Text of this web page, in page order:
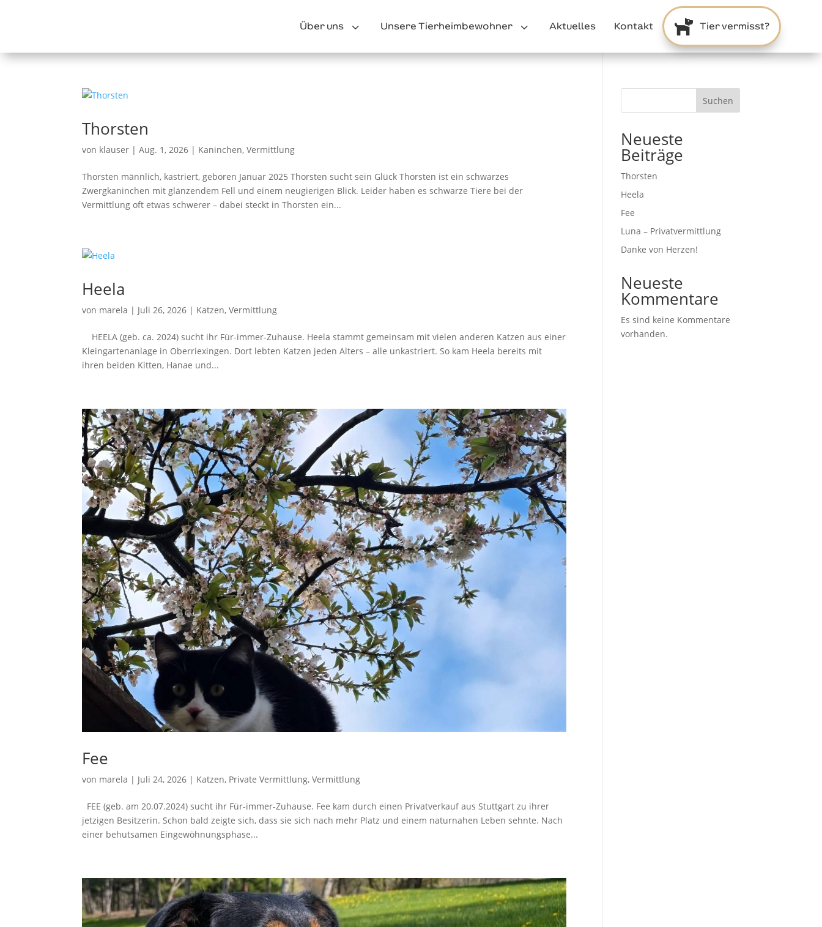
3
Über uns 3
Unsere Tierheimbewohner Aktuelles Kontakt  Tier vermisst?
Thorsten
von klauser |Aug. 1, 2026 | Kaninchen,Vermittlung
Thorsten männlich, kastriert, geboren Januar 2025 Thorsten sucht sein Glück Thorsten ist ein schwarzes
Zwergkaninchen mit glänzendem Fell und einem neugierigen Blick. Leider haben es schwarze Tiere bei der
Vermittlung oft etwas schwerer – dabei steckt in Thorsten ein...
Heela
von marela | Juli 26, 2026 | Katzen,Vermittlung
HEELA (geb. ca. 2024) sucht ihr Für-immer-Zuhause. Heela stammt gemeinsam mit vielen anderen Katzen aus einer
Kleingartenanlage in Oberriexingen. Dort lebten Katzen jeden Alters – alle unkastriert. So kam Heela bereits mit
ihren beiden Kitten, Hanae und...
Fee
von marela | Juli 24, 2026 | Katzen, Private Vermittlung,Vermittlung
FEE (geb. am 20.07.2024) sucht ihr Für-immer-Zuhause. Fee kam durch einen Privatverkauf aus Stuttgart zu ihrer
jetzigen Besitzerin. Schon bald zeigte sich, dass sie sich nach mehr Platz und einem naturnahen Leben sehnte. Nach
einer behutsamen Eingewöhnungsphase...
Suchen
Neueste
Beiträge
Thorsten
Heela
Fee
Luna – Privatvermittlung
Danke von Herzen!
Neueste
Kommentare
Es sind keine Kommentare
vorhanden.